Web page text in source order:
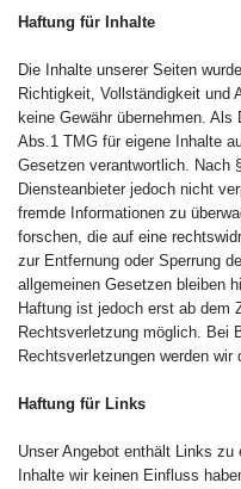
Haftung für Inhalte
Die Inhalte unserer Seiten
Richtigkeit, Vollständigkeit und
keine Gewähr übernehmen.
Abs.1 TMG für eigene Inhalte
Gesetzen verantwortlich. Nach
Diensteanbieter jedoch nicht
fremde Informationen zu
forschen, die auf eine
zur Entfernung oder Sperrung
allgemeinen Gesetzen bleiben
Haftung ist jedoch erst ab dem
Rechtsverletzung möglich. Bei
Rechtsverletzungen werden
Haftung für Links
Unser Angebot enthält Links
Inhalte wir keinen Einfluss